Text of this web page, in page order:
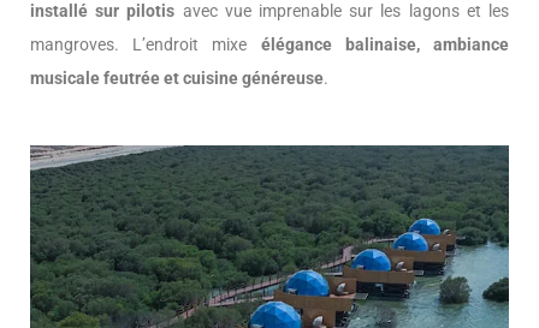
installé sur pilotis avec vue imprenable sur les lagons et les
mangroves. L’endroit mixe élégance balinaise, ambiance
musicale feutrée et cuisine généreuse.